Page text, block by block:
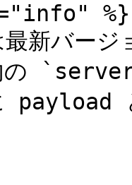
%}
バージ
の
payload